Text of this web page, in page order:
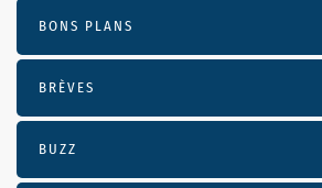
BONS PLANS
BRÈVES
BUZZ